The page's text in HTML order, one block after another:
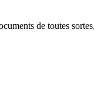
de toutes